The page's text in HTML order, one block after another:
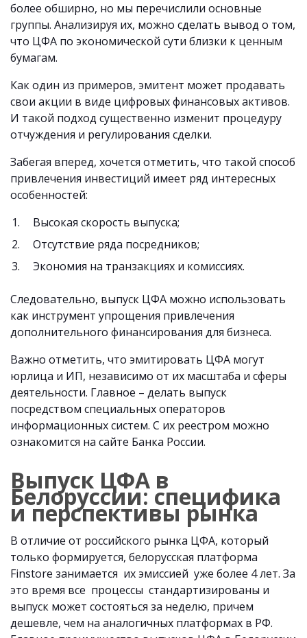
более обширно, но мы перечислили основные
группы. Анализируя их, можно сделать вывод о том,
что ЦФА по экономической сути близки к ценным
бумагам.
Как один из примеров, эмитент может продавать
свои акции в виде цифровых финансовых активов.
И такой подход существенно изменит процедуру
отчуждения и регулирования сделки.
Забегая вперед, хочется отметить, что такой способ
привлечения инвестиций имеет ряд интересных
особенностей:
Высокая скорость выпуска;
Отсутствие ряда посредников;
Экономия на транзакциях и комиссиях.
Следовательно, выпуск ЦФА можно использовать
как инструмент упрощения привлечения
дополнительного финансирования для бизнеса.
Важно отметить, что эмитировать ЦФА могут
юрлица и ИП, независимо от их масштаба и сферы
деятельности. Главное – делать выпуск
посредством специальных операторов
информационных систем. С их реестром можно
ознакомится на сайте Банка России.
Выпуск ЦФА в
Белоруссии: специфика
и перспективы рынка
В отличие от российского рынка ЦФА, который
только формируется, белорусская платформа
Finstore занимается их эмиссией уже более 4 лет. За
это время все процессы стандартизированы и
выпуск может состояться за неделю, причем
дешевле, чем на аналогичных платформах в РФ.